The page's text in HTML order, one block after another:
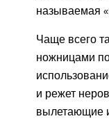
называемая
Чаще всего
ножницами
и режет
вылетающие